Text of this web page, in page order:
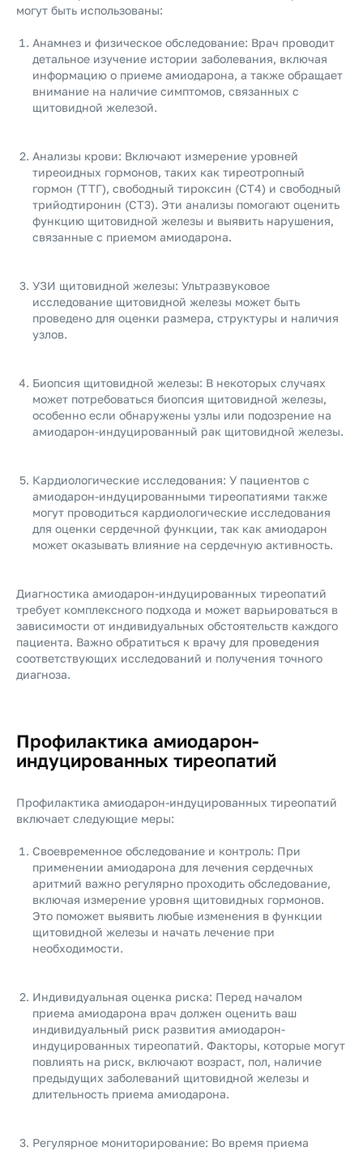
могут быть использованы:
Анамнез и физическое обследование: Врач проводит
детальное изучение истории заболевания, включая
информацию о приеме амиодарона, а также обращает
внимание на наличие симптомов, связанных с
щитовидной железой.
Анализы крови: Включают измерение уровней
тиреоидных гормонов, таких как тиреотропный
гормон (ТТГ), свободный тироксин (СТ4) и свободный
трийодтиронин (СТ3). Эти анализы помогают оценить
функцию щитовидной железы и выявить нарушения,
связанные с приемом амиодарона.
УЗИ щитовидной железы: Ультразвуковое
исследование щитовидной железы может быть
проведено для оценки размера, структуры и наличия
узлов.
Биопсия щитовидной железы: В некоторых случаях
может потребоваться биопсия щитовидной железы,
особенно если обнаружены узлы или подозрение на
амиодарон-индуцированный рак щитовидной железы.
Кардиологические исследования: У пациентов с
амиодарон-индуцированными тиреопатиями также
могут проводиться кардиологические исследования
для оценки сердечной функции, так как амиодарон
может оказывать влияние на сердечную активность.
Диагностика амиодарон-индуцированных тиреопатий
требует комплексного подхода и может варьироваться в
зависимости от индивидуальных обстоятельств каждого
пациента. Важно обратиться к врачу для проведения
соответствующих исследований и получения точного
диагноза.
Профилактика амиодарон-
индуцированных тиреопатий
Профилактика амиодарон-индуцированных тиреопатий
включает следующие меры:
Своевременное обследование и контроль: При
применении амиодарона для лечения сердечных
аритмий важно регулярно проходить обследование,
включая измерение уровня щитовидных гормонов.
Это поможет выявить любые изменения в функции
щитовидной железы и начать лечение при
необходимости.
Индивидуальная оценка риска: Перед началом
приема амиодарона врач должен оценить ваш
индивидуальный риск развития амиодарон-
индуцированных тиреопатий. Факторы, которые могут
повлиять на риск, включают возраст, пол, наличие
предыдущих заболеваний щитовидной железы и
длительность приема амиодарона.
Регулярное мониторирование: Во время приема